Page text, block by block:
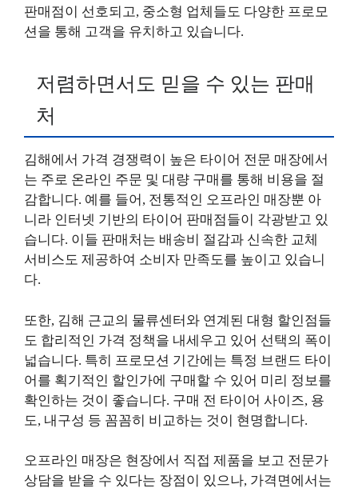
판매점이 선호되고, 중소형 업체들도 다양한 프로모
션을 통해 고객을 유치하고 있습니다.
저렴하면서도 믿을 수 있는 판매
처
김해에서 가격 경쟁력이 높은 타이어 전문 매장에서
는 주로 온라인 주문 및 대량 구매를 통해 비용을 절
감합니다. 예를 들어, 전통적인 오프라인 매장뿐 아
니라 인터넷 기반의 타이어 판매점들이 각광받고 있
습니다. 이들 판매처는 배송비 절감과 신속한 교체
서비스도 제공하여 소비자 만족도를 높이고 있습니
다.
또한, 김해 근교의 물류센터와 연계된 대형 할인점들
도 합리적인 가격 정책을 내세우고 있어 선택의 폭이
넓습니다. 특히 프로모션 기간에는 특정 브랜드 타이
어를 획기적인 할인가에 구매할 수 있어 미리 정보를
확인하는 것이 좋습니다. 구매 전 타이어 사이즈, 용
도, 내구성 등 꼼꼼히 비교하는 것이 현명합니다.
오프라인 매장은 현장에서 직접 제품을 보고 전문가
상담을 받을 수 있다는 장점이 있으나, 가격면에서는